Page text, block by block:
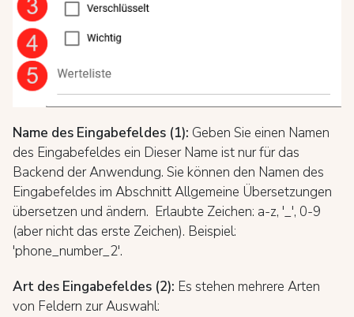
Name des Eingabefeldes (1): Geben Sie einen Namen
des Eingabefeldes ein Dieser Name ist nur für das
Backend der Anwendung. Sie können den Namen des
Eingabefeldes im Abschnitt Allgemeine Übersetzungen
übersetzen und ändern. Erlaubte Zeichen: a-z, '_', 0-9
(aber nicht das erste Zeichen). Beispiel:
'phone_number_2'.
Art des Eingabefeldes (2): Es stehen mehrere Arten
von Feldern zur Auswahl: